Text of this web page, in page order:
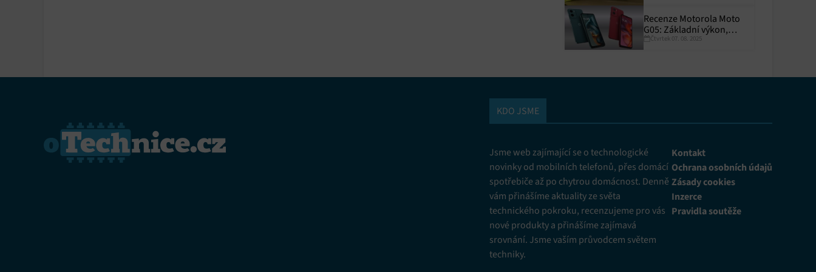
Recenze Motorola Moto
G05: Základní výkon,
skvělá výdrž
Čtvrtek 07. 08. 2025
KDO JSME
Jsme web zajímající se o technologické
novinky od mobilních telefonů, přes domácí
spotřebiče až po chytrou domácnost. Denně
vám přinášíme aktuality ze světa
technického pokroku, recenzujeme pro vás
nové produkty a přinášíme zajímavá
srovnání. Jsme vaším průvodcem světem
techniky.
Kontakt
Ochrana osobních údajů
Zásady cookies
Inzerce
Pravidla soutěže